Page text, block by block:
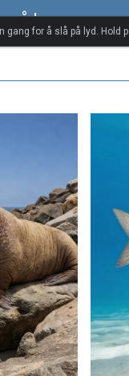
gang for å slå på lyd. Hold